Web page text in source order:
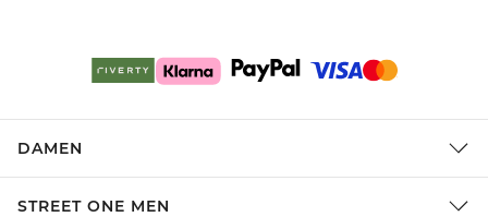
DAMEN
STREET ONE MEN